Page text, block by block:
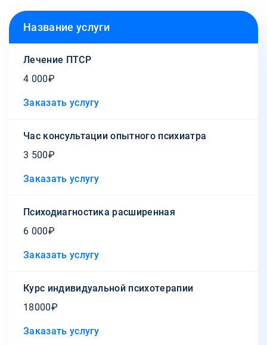
Название услуги
Лечение ПТСР
4 000₽
Заказать услугу
Час консультации опытного психиатра
3 500₽
Заказать услугу
Психодиагностика расширенная
6 000₽
Заказать услугу
Курс индивидуальной психотерапии
18000₽
Заказать услугу